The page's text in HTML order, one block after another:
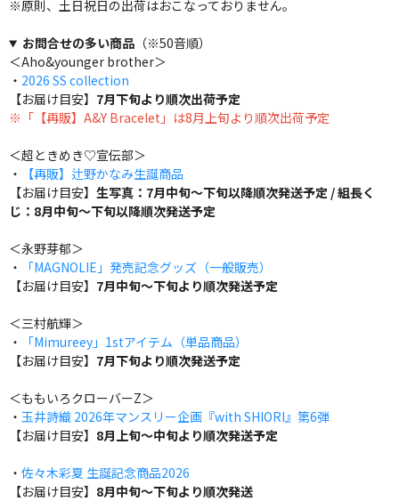
※原則、土日祝日の出荷はおこなっておりません。
お問合せの多い商品（※50音順）
＜Aho&younger brother＞
・ 2026 SS collection
【お届け目安】 7月下旬より順次出荷予定
※「【再販】A&Y Bracelet」は8月上旬より順次出荷予定
＜超ときめき♡宣伝部＞
・
【再販】辻野かなみ生誕商品
【お届け目安】 生写真：7月中旬～下旬以降順次発送予定 / 組長く
じ：8月中旬～下旬以降順次発送予定
＜永野芽郁＞
・
「MAGNOLIE」発売記念グッズ（一般販売）
【お届け目安】 7月中旬～下旬より順次発送予定
＜三村航輝＞
・
「Mimureey」1stアイテム（単品商品）
【お届け目安】 7月下旬より順次発送予定
＜ももいろクローバーZ＞
・ 玉井詩織 2026年マンスリー企画『with SHIORI』第6弾
【お届け目安】 8月上旬～中旬より順次発送予定
・ 佐々木彩夏 生誕記念商品2026
【お届け目安】 8月中旬～下旬より順次発送